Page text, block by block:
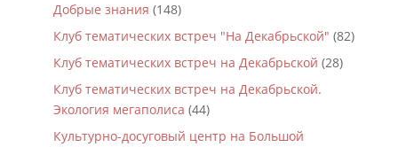
Добрые знания (148)
Клуб тематических встреч "На Декабрьской" (82)
Клуб тематических встреч на Декабрьской (28)
Клуб тематических встреч на Декабрьской.
Экология мегаполиса (44)
Культурно-досуговый центр на Большой